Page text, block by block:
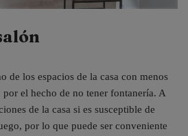
de los espacios de la casa con menos
el hecho de no tener fontanería. A
de la casa si es susceptible de
por lo que puede ser conveniente